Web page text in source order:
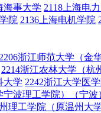
海事大学 2118上海电
院 2136上海电机学院
2206浙江师范大学（金华
2214浙江农林大学（杭
大学 2242浙江大学医学
波理工学院）（宁波
理工学院（原温州大